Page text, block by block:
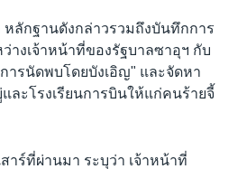
หลักฐานดังกล่าวรวมถึงบันทึกการ
างเจ้าหน้าที่ของรัฐบาลซาอุฯ กับ
ารนัดพบโดยบังเอิญ" และจัดหา
ละโรงเรียนการบินให้แก่คนร้ายจี้
สาร์ที่ผ่านมา ระบุว่า เจ้าหน้าที่